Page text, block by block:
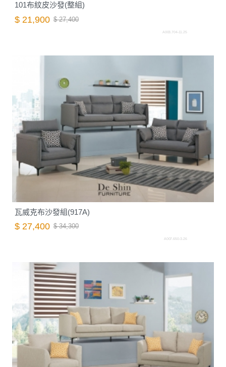
101布紋皮沙發(整組)
$ 21,900 $ 27,400
A003.704-11.25
瓦威克布沙發組(917A)
$ 27,400 $ 34,300
A007.650-3.26